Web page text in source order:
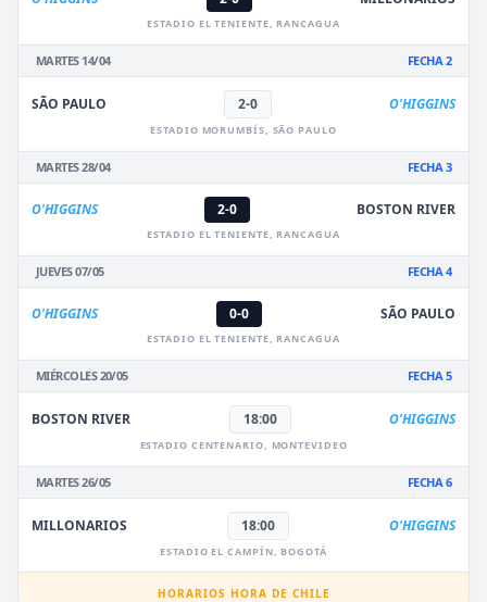
ESTADIO EL TENIENTE, RANCAGUA
MARTES 14/04 FECHA 2
SÃO PAULO 2-0 O'HIGGINS
ESTADIO MORUMBÍS, SÃO PAULO
MARTES 28/04 FECHA 3
O'HIGGINS 2-0 BOSTON RIVER
ESTADIO EL TENIENTE, RANCAGUA
JUEVES 07/05 FECHA 4
O'HIGGINS 0-0 SÃO PAULO
ESTADIO EL TENIENTE, RANCAGUA
MIÉRCOLES 20/05 FECHA 5
BOSTON RIVER 18:00 O'HIGGINS
ESTADIO CENTENARIO, MONTEVIDEO
MARTES 26/05 FECHA 6
MILLONARIOS 18:00 O'HIGGINS
ESTADIO EL CAMPÍN, BOGOTÁ
HORARIOS HORA DE CHILE